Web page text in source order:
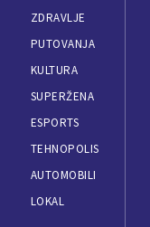
ZDRAVLJE
PUTOVANJA
KULTURA
SUPERŽENA
ESPORTS
TEHNOPOLIS
AUTOMOBILI
LOKAL